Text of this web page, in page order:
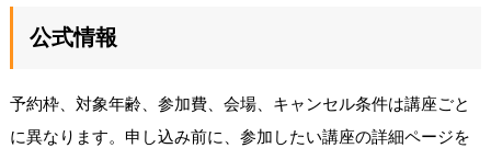
公式情報
予約枠、対象年齢、参加費、会場、キャンセル条件は講座ごと
に異なります。申し込み前に、参加したい講座の詳細ページを